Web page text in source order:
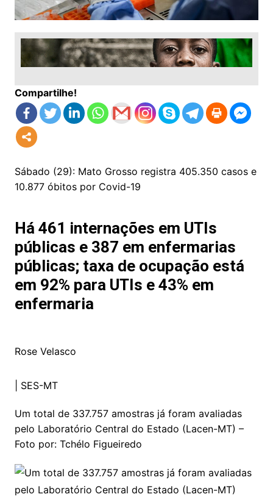
Compartilhe!
Sábado (29): Mato Grosso registra 405.350 casos e
10.877 óbitos por Covid-19
Há 461 internações em UTIs
públicas e 387 em enfermarias
públicas; taxa de ocupação está
em 92% para UTIs e 43% em
enfermaria
Rose Velasco
SES-MT
Um total de 337.757 amostras já foram avaliadas
pelo Laboratório Central do Estado (Lacen-MT) –
Foto por: Tchélo Figueiredo